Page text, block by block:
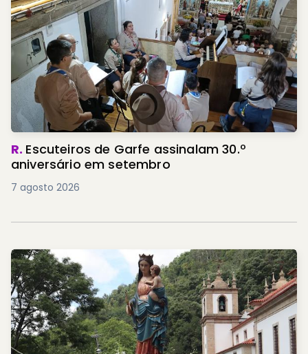
R. Escuteiros de Garfe assinalam 30.º
aniversário em setembro
7 agosto 2026